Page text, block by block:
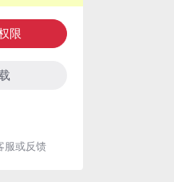
限
服或反馈